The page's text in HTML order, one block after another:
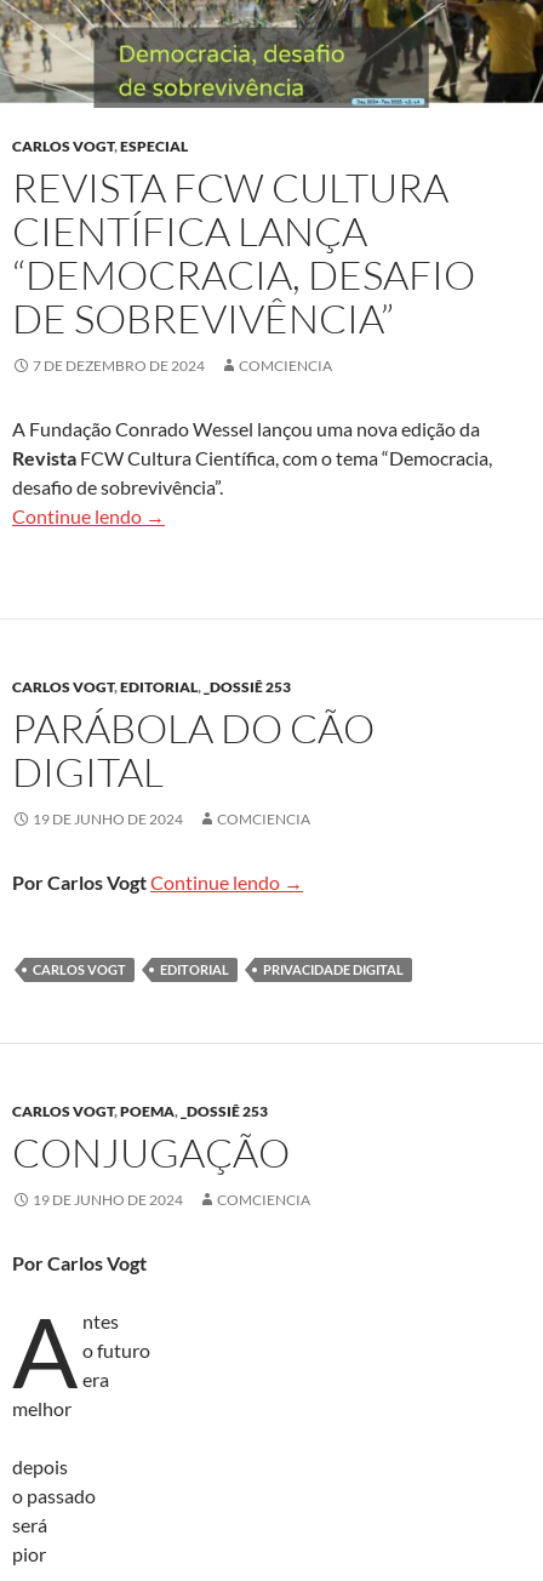
CARLOS VOGT,ESPECIAL
REVISTA FCW CULTURA
CIENTÍFICA LANÇA
“DEMOCRACIA, DESAFIO
DE SOBREVIVÊNCIA”
7 DE DEZEMBRO DE 2024 COMCIENCIA
A Fundação Conrado Wessel lançou uma nova edição da
Revista FCW Cultura Científica, com o tema “Democracia,
desafio de sobrevivência”.
Continue lendo Revista FCW Cultura Científica lança
→
CARLOS VOGT,EDITORIAL, _DOSSIÊ 253
PARÁBOLA DO CÃO
DIGITAL
19 DE JUNHO DE 2024 COMCIENCIA
Por Carlos VogtContinue lendo Parábola do cão digital
→
CARLOS VOGT EDITORIAL PRIVACIDADE DIGITAL
CARLOS VOGT,POEMA, _DOSSIÊ 253
CONJUGAÇÃO
19 DE JUNHO DE 2024 COMCIENCIA
Por Carlos Vogt
A ntes
o futuro
era
melhor
depois
o passado
será
pior